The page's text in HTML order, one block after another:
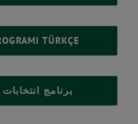
TÜRKÇE
برنامج